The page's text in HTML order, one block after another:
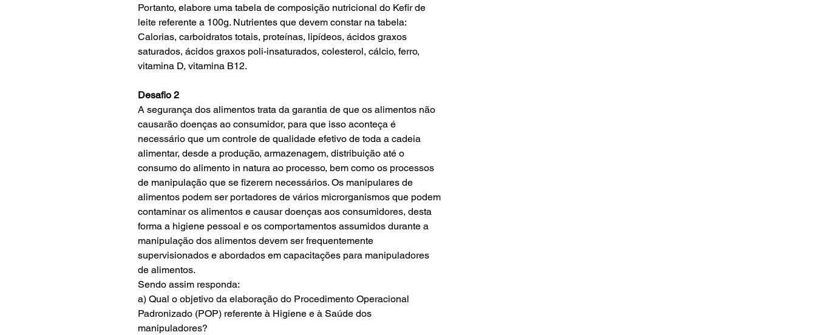
Portanto, elabore uma tabela de composição nutricional do Kefir de
leite referente a 100g. Nutrientes que devem constar na tabela:
Calorias, carboidratos totais, proteínas, lipídeos, ácidos graxos
saturados, ácidos graxos poli-insaturados, colesterol, cálcio, ferro,
vitamina D, vitamina B12.
Desafio 2
A segurança dos alimentos trata da garantia de que os alimentos não
causarão doenças ao consumidor, para que isso aconteça é
necessário que um controle de qualidade efetivo de toda a cadeia
alimentar, desde a produção, armazenagem, distribuição até o
consumo do alimento in natura ao processo, bem como os processos
de manipulação que se fizerem necessários. Os manipulares de
alimentos podem ser portadores de vários microrganismos que podem
contaminar os alimentos e causar doenças aos consumidores, desta
forma a higiene pessoal e os comportamentos assumidos durante a
manipulação dos alimentos devem ser frequentemente
supervisionados e abordados em capacitações para manipuladores
de alimentos.
Sendo assim responda:
a) Qual o objetivo da elaboração do Procedimento Operacional
Padronizado (POP) referente à Higiene e à Saúde dos
manipuladores?